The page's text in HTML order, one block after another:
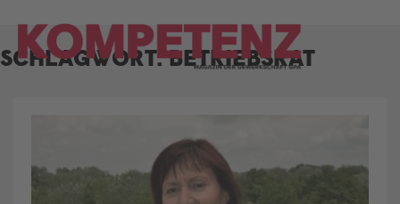
content
SCHLAGWORT:BETRIEBSRAT